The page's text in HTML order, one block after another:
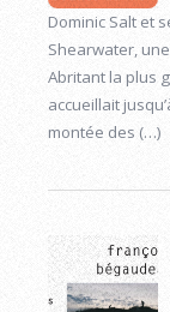
Dominic Salt et
Shearwater,
Abritant la plus
accueillait
montée des (…)